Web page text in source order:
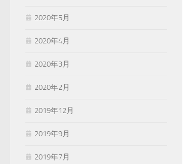
2020年5月
2020年4月
2020年3月
2020年2月
2019年12月
2019年9月
2019年7月